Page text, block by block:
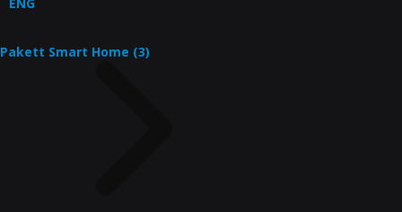
Pakett Smart Home (3)